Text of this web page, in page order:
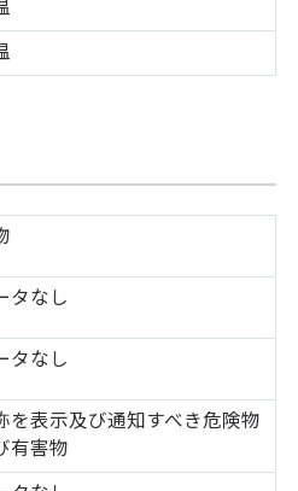
タなし
タなし
を表示及び通知すべき危険物
有害物